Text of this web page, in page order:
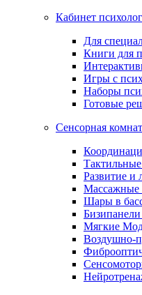
Кабинет
Для
Книги для
Игры с
Наборы
Готовые
Сенсорная
Развитие и
Массажные
Шары в
Мягкие
Воздушно-